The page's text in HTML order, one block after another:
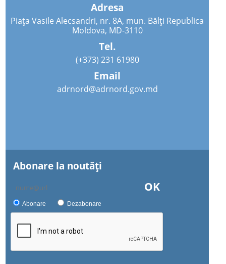
Adresa
Piața Vasile Alecsandri, nr. 8A, mun. Bălți Republica
Moldova, MD-3110
Tel.
(+373) 231 61980
Email
adrnord@adrnord.gov.md
Abonare la noutăţi
OK
Abonare Dezabonare